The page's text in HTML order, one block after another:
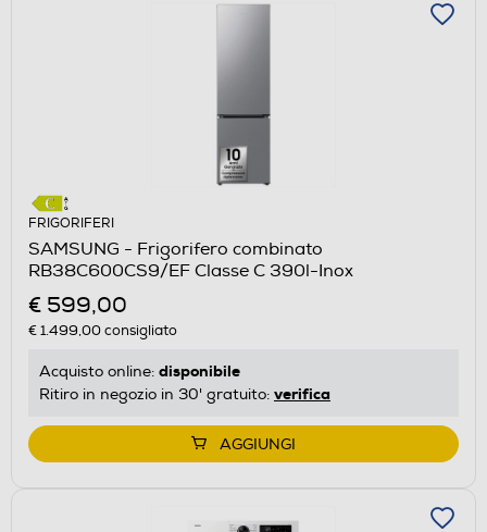
FRIGORIFERI
SAMSUNG - Frigorifero combinato
RB38C600CS9/EF Classe C 390l-Inox
€ 599,00
€ 1.499,00consigliato
Acquisto online: disponibile
Ritiro in negozio in 30' gratuito: verifica
AGGIUNGI